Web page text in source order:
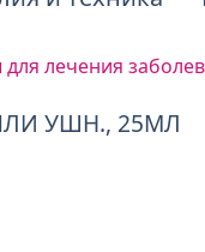
лечения
УШН., 25МЛ